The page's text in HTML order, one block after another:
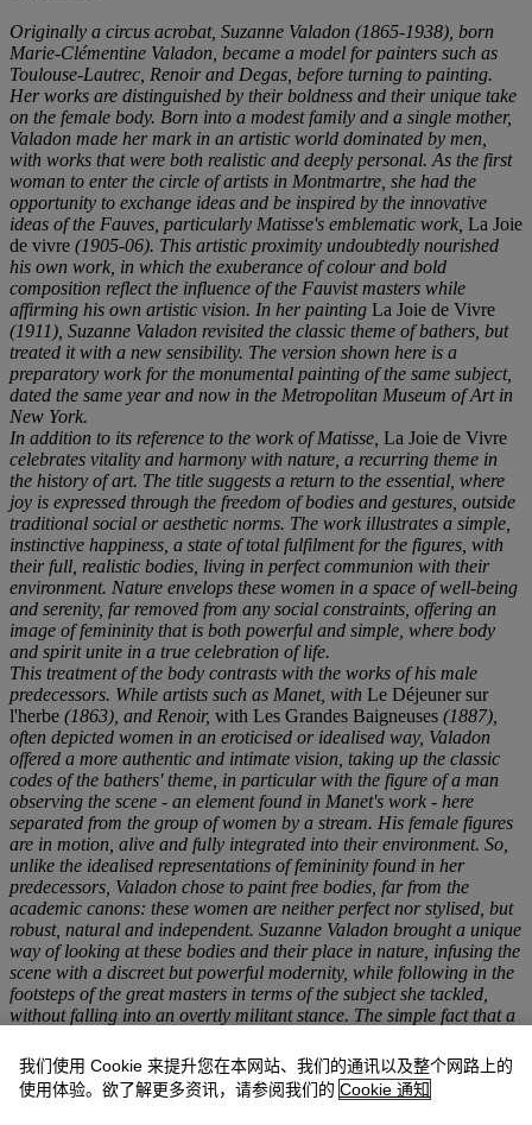
Originally a circus acrobat, Suzanne Valadon (1865-1938), born
Marie-Clémentine Valadon, became a model for painters such as
Toulouse-Lautrec, Renoir and Degas, before turning to painting.
Her works are distinguished by their boldness and their unique take
on the female body. Born into a modest family and a single mother,
Valadon made her mark in an artistic world dominated by men,
with works that were both realistic and deeply personal. As the first
woman to enter the circle of artists in Montmartre, she had the
opportunity to exchange ideas and be inspired by the innovative
ideas of the Fauves, particularly Matisse's emblematic work, La Joie
de vivre (1905-06). This artistic proximity undoubtedly nourished
his own work, in which the exuberance of colour and bold
composition reflect the influence of the Fauvist masters while
affirming his own artistic vision. In her painting La Joie de Vivre
(1911), Suzanne Valadon revisited the classic theme of bathers, but
treated it with a new sensibility. The version shown here is a
preparatory work for the monumental painting of the same subject,
dated the same year and now in the Metropolitan Museum of Art in
New York.
In addition to its reference to the work of Matisse, La Joie de Vivre
celebrates vitality and harmony with nature, a recurring theme in
the history of art. The title suggests a return to the essential, where
joy is expressed through the freedom of bodies and gestures, outside
traditional social or aesthetic norms. The work illustrates a simple,
instinctive happiness, a state of total fulfilment for the figures, with
their full, realistic bodies, living in perfect communion with their
environment. Nature envelops these women in a space of well-being
and serenity, far removed from any social constraints, offering an
image of femininity that is both powerful and simple, where body
and spirit unite in a true celebration of life.
This treatment of the body contrasts with the works of his male
predecessors. While artists such as Manet, with Le Déjeuner sur
l'herbe (1863), and Renoir, with Les Grandes Baigneuses (1887),
often depicted women in an eroticised or idealised way, Valadon
offered a more authentic and intimate vision, taking up the classic
codes of the bathers' theme, in particular with the figure of a man
observing the scene - an element found in Manet's work - here
separated from the group of women by a stream. His female figures
are in motion, alive and fully integrated into their environment. So,
unlike the idealised representations of femininity found in her
predecessors, Valadon chose to paint free bodies, far from the
academic canons: these women are neither perfect nor stylised, but
robust, natural and independent. Suzanne Valadon brought a unique
way of looking at these bodies and their place in nature, infusing the
scene with a discreet but powerful modernity, while following in the
footsteps of the great masters in terms of the subject she tackled,
without falling into an overtly militant stance. The simple fact that a
the dynamic of the gaze, freeing it from the male prism.
La Joie de
Vivre is part of a long pictorial tradition, but Valadon's
feminine perspective renews this theme with a realistic and dynamic
我们使用 Cookie 来提升您在本网站、我们的通讯以及整个网路上的
使用体验。欲了解更多资讯，请参阅我们的 Cookie 通知